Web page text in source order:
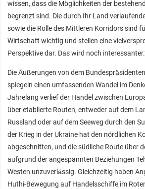
wissen, dass die Möglichkeiten der
begrenzt sind. Die durch Ihr Land
sowie die Rolle des Mittleren Korridors sind
Wirtschaft wichtig und stellen eine
Perspektive dar. Das wird noch
Die Äußerungen von dem
spiegeln einen umfassenden Wandel im
Jahrelang verlief der Handel zwischen
über etablierte Routen, entweder auf dem
Russland oder auf dem Seeweg durch den
der Krieg in der Ukraine hat den nördlichen
abgeschnitten, und die südliche Route über
aufgrund der angespannten Beziehungen
Westen unzuverlässig. Gleichzeitig haben
Huthi-Bewegung auf Handelsschiffe im